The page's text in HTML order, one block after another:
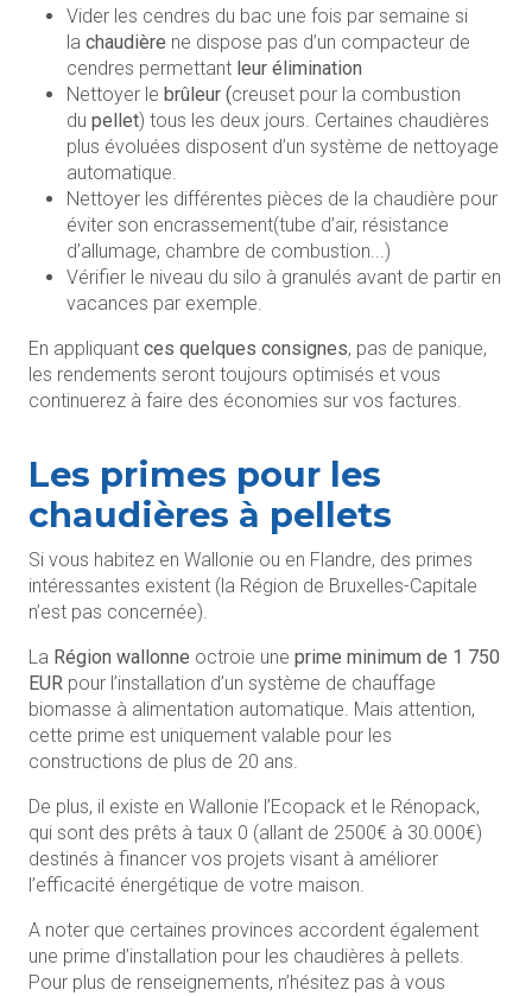
Vider les cendres du bac une fois par semaine si
la chaudière ne dispose pas d’un compacteur de
cendres permettant leur élimination
Nettoyer le brûleur (creuset pour la combustion
du pellet) tous les deux jours. Certaines chaudières
plus évoluées disposent d’un système de nettoyage
automatique.
Nettoyer les différentes pièces de la chaudière pour
éviter son encrassement(tube d’air, résistance
d’allumage, chambre de combustion...)
Vérifier le niveau du silo à granulés avant de partir en
vacances par exemple.
En appliquant ces quelques consignes, pas de panique,
les rendements seront toujours optimisés et vous
continuerez à faire des économies sur vos factures.
Les primes pour les
chaudières à pellets
Si vous habitez en Wallonie ou en Flandre, des primes
intéressantes existent (la Région de Bruxelles-Capitale
n’est pas concernée).
La Région wallonne octroie une prime minimum de 1 750
EUR pour l’installation d’un système de chauffage
biomasse à alimentation automatique. Mais attention,
cette prime est uniquement valable pour les
constructions de plus de 20 ans.
De plus, il existe en Wallonie l’Ecopack et le Rénopack,
qui sont des prêts à taux 0 (allant de 2500€ à 30.000€)
destinés à financer vos projets visant à améliorer
l’efficacité énergétique de votre maison.
A noter que certaines provinces accordent également
une prime d’installation pour les chaudières à pellets.
Pour plus de renseignements, n’hésitez pas à vous